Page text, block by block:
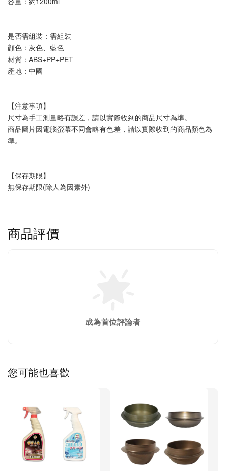
是否需組裝：需組裝
顔色：灰色、藍色
材質：ABS+PP+PET
產地：中國
【注意事項】
尺寸為手工測量略有誤差，請以實際收到的商品尺寸為準。
商品圖片因電腦螢幕不同會略有色差，請以實際收到的商品顏色為
準。
【保存期限】
無保存期限(除人為因素外)
商品評價
成為首位評論者
您可能也喜歡